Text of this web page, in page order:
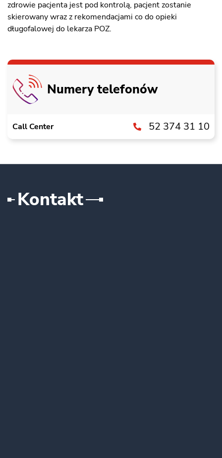
zdrowie pacjenta jest pod kontrolą, pacjent zostanie
skierowany wraz z rekomendacjami co do opieki
długofalowej do lekarza POZ.
Numery telefonów
Call Center 52 374 31 10
Kontakt